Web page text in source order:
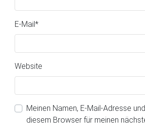
E-Mail *
Website
Meinen Namen, E-Mail-Adresse
diesem Browser für meinen